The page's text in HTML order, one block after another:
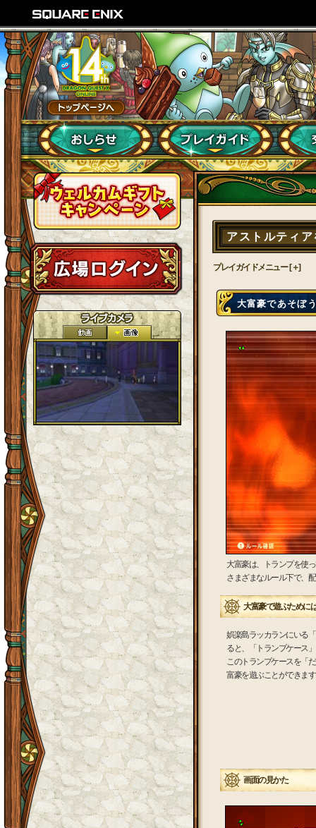
アストルティ
プレイガイドメニュー [＋]
大富豪であそぼ
大富豪は、トランプを使
さまざまなルール下で、
大富豪で遊ぶために
娯楽島ラッカランにいる
ると、「トランプケース
このトランプケースを「
富豪を遊ぶことができま
画面の見かた